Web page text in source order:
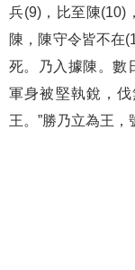
兵(9)，比至陳(10)
陳，陳守令皆不在
死。乃入據陳。數
軍身被堅執銳，
王。”勝乃立為王，